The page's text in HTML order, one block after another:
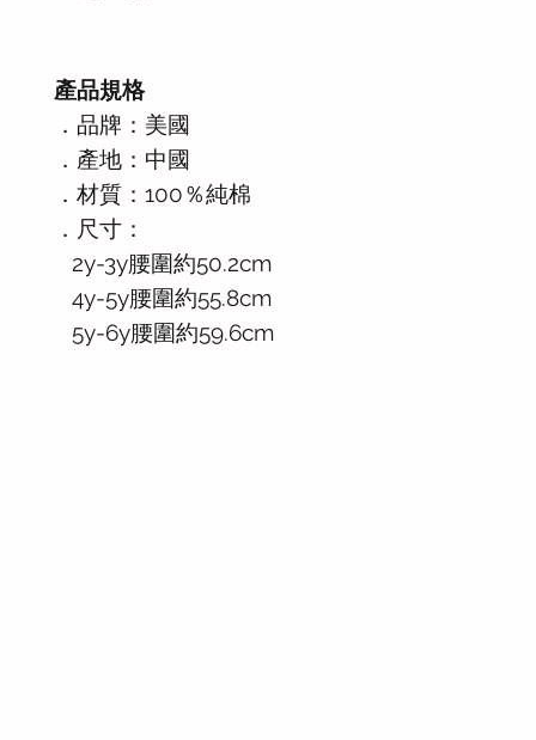
產品規格
．品牌：美國
．產地：中國
．材質：100％純棉
．尺寸：
2y-3y腰圍約50.2cm
4y-5y腰圍約55.8cm
5y-6y腰圍約59.6cm